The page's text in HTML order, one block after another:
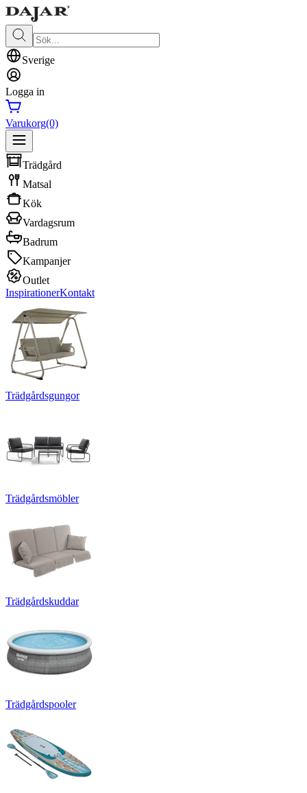
Sverige
Logga in
Varukorg(0)
Trädgård
Matsal
Kök
Vardagsrum
Badrum
Kampanjer
Outlet
InspirationerKontakt
Trädgårdsgungor
Trädgårdsmöbler
Trädgårdskuddar
Trädgårdspooler